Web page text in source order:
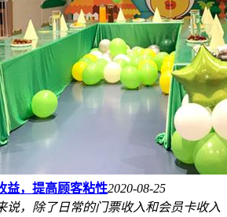
益，提高顾客粘性2020-08-25
说，除了日常的门票收入和会员卡收入